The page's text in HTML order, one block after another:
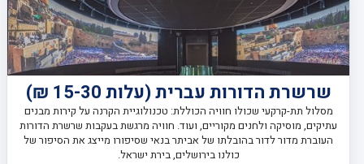
שרשרת הדורות עברית (עלות 15-30 ₪)
מסלול תת-קרקעי שכולו חוויה הכוללת: טכנולוגיית הקרנה על קירות מבנים
עתיקים, מוסיקה ולחנים מקוריים, ועוד. חוויה מרגשת בעקבות שרשרת הדורות
העוברת מדור לדור בהובלתו של אביתר בנאי שסיפורו מייצג את הסיפור של
כולנו בירושלים, בירת ישראל.